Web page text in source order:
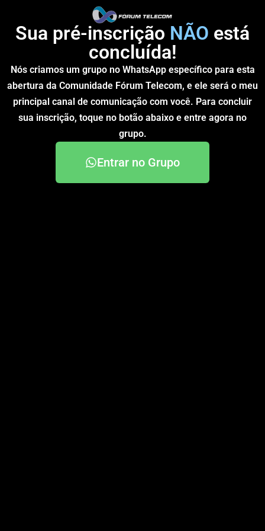
Sua pré-inscrição NÃO está
concluída!
Nós criamos um grupo no WhatsApp específico para esta
abertura da Comunidade Fórum Telecom, e ele será o meu
principal canal de comunicação com você. Para concluir
sua inscrição, toque no botão abaixo e entre agora no
grupo.
Entrar no Grupo